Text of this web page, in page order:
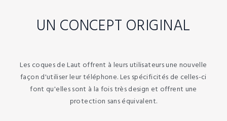
UN CONCEPT ORIGINAL
Les coques de Laut offrent à leurs utilisateurs une nouvelle
façon d'utiliser leur téléphone. Les spécificités de celles-ci
font qu'elles sont à la fois très design et offrent une
protection sans équivalent.